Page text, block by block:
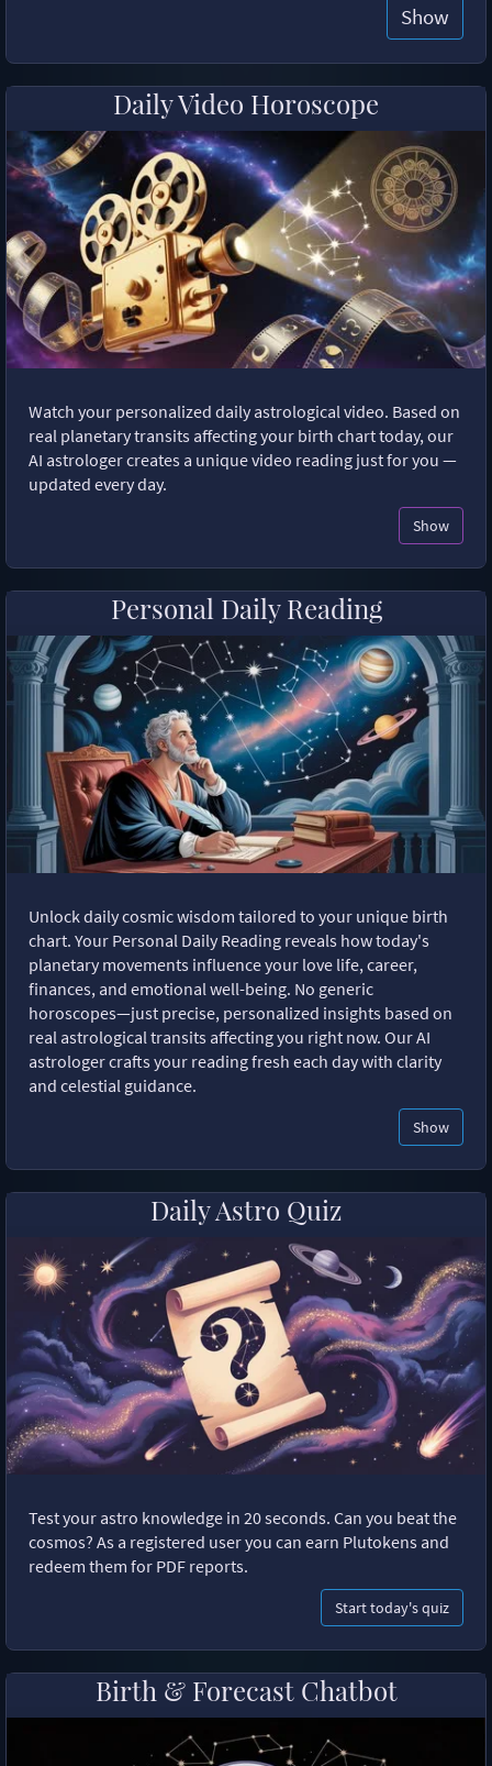
Show
Daily Video Horoscope
Watch your personalized daily astrological video. Based on
real planetary transits affecting your birth chart today, our
AI astrologer creates a unique video reading just for you —
updated every day.
Show
Personal Daily Reading
Unlock daily cosmic wisdom tailored to your unique birth
chart. Your Personal Daily Reading reveals how today's
planetary movements influence your love life, career,
finances, and emotional well-being. No generic
horoscopes—just precise, personalized insights based on
real astrological transits affecting you right now. Our AI
astrologer crafts your reading fresh each day with clarity
and celestial guidance.
Show
Daily Astro Quiz
Test your astro knowledge in 20 seconds. Can you beat the
cosmos? As a registered user you can earn Plutokens and
redeem them for PDF reports.
Start today's quiz
Birth & Forecast Chatbot